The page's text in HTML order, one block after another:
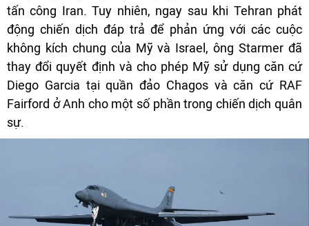
tấn công Iran. Tuy nhiên, ngay sau khi Tehran phát
động chiến dịch đáp trả để phản ứng với các cuộc
không kích chung của Mỹ và Israel, ông Starmer đã
thay đổi quyết định và cho phép Mỹ sử dụng căn cứ
Diego Garcia tại quần đảo Chagos và căn cứ RAF
Fairford ở Anh cho một số phần trong chiến dịch quân
sự.